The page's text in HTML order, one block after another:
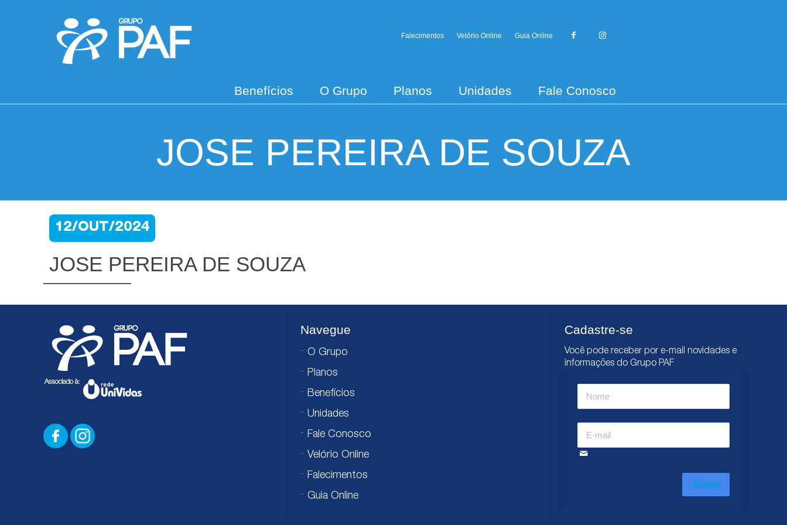
Falecimentos Velório Online Guia Online
Benefícios O Grupo Planos Unidades Fale Conosco
JOSE PEREIRA DE SOUZA
12/OUT/2024
JOSE PEREIRA DE SOUZA
Navegue
O Grupo
Planos
Benefícios
Unidades
Fale Conosco
Velório Online
Falecimentos
Guia Online
Cadastre-se
Você pode receber por e-mail novidades e
informações do Grupo PAF
Enviar